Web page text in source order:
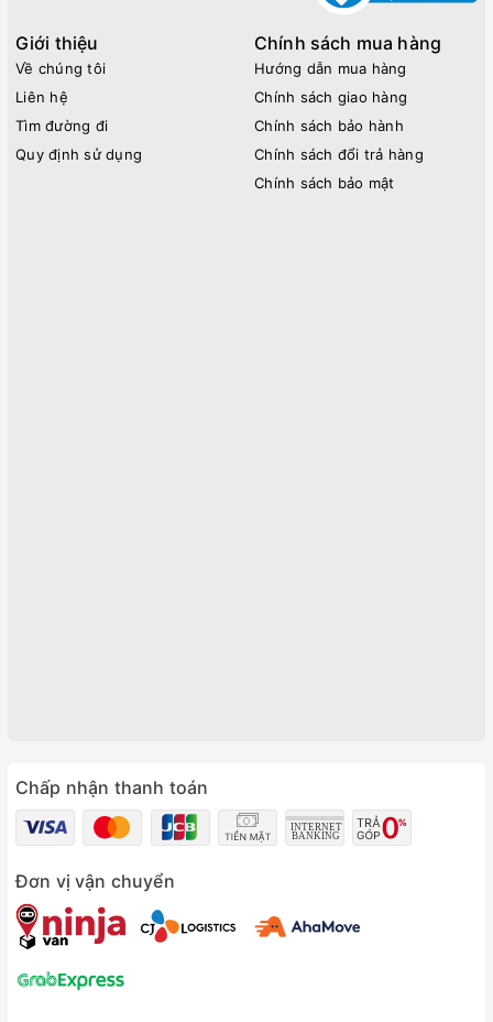
Giới thiệu
Về chúng tôi
Liên hệ
Tìm đường đi
Quy định sử dụng
Chính sách mua hàng
Hướng dẫn mua hàng
Chính sách giao hàng
Chính sách bảo hành
Chính sách đổi trả hàng
Chính sách bảo mật
Chấp nhận thanh toán
Đơn vị vận chuyển